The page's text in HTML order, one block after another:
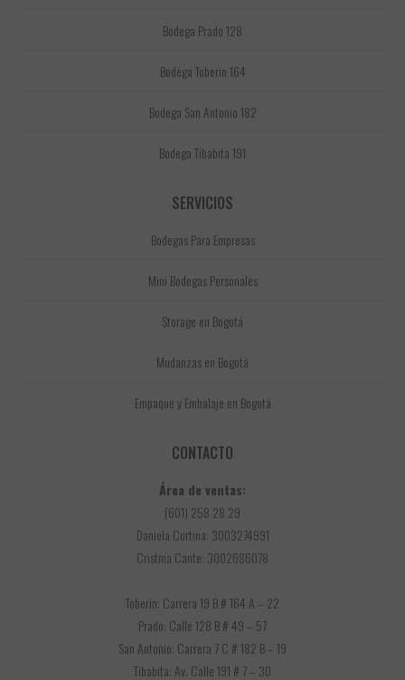
Bodega Prado 128
Bodega Toberin 164
Bodega San Antonio 182
Bodega Tibabita 191
SERVICIOS
Bodegas Para Empresas
Mini Bodegas Personales
Storage en Bogotá
Mudanzas en Bogotá
Empaque y Embalaje en Bogotá
CONTACTO
Área de ventas:
(601) 258 28 29
Daniela Cortina: 3003274991
Cristina Cante: 3002686078
Toberin: Carrera 19 B # 164 A – 22
Prado: Calle 128 B # 49 – 57
San Antonio: Carrera 7 C # 182 B – 19
Tibabita: Av. Calle 191 # 7 – 30